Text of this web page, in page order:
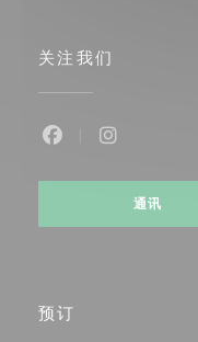
关注我们
通讯
预订